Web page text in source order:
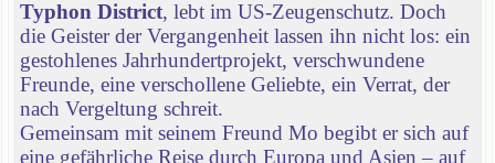
Typhon District, lebt im US-Zeugenschutz. Doch
die Geister der Vergangenheit lassen ihn nicht los: ein
gestohlenes Jahrhundertprojekt, verschwundene
Freunde, eine verschollene Geliebte, ein Verrat, der
nach Vergeltung schreit.
Gemeinsam mit seinem Freund Mo begibt er sich auf
eine gefährliche Reise durch Europa und Asien – auf